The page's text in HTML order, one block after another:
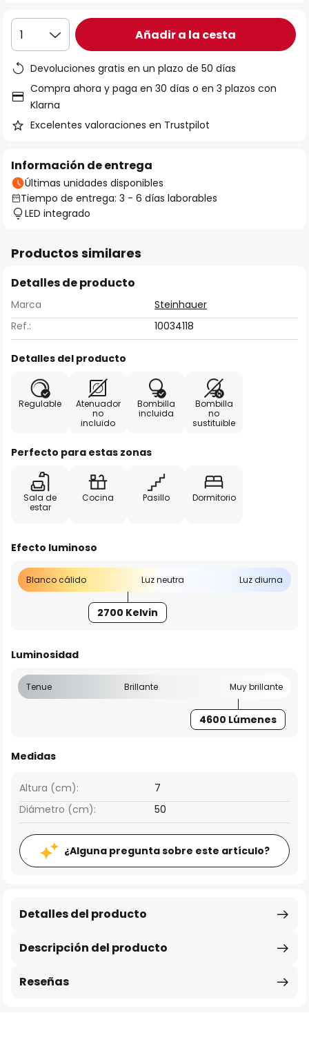
1 Añadir a la cesta
Devoluciones gratis en un plazo de 50 días
Compra ahora y paga en 30 días o en 3 plazos con
Klarna
Excelentes valoraciones en Trustpilot
Información de entrega
Últimas unidades disponibles
Tiempo de entrega: 3 - 6 días laborables
LED integrado
Productos similares
Detalles de producto
Marca
Steinhauer
Ref.:
10034118
Detalles del producto
Regulable
Atenuador
no
incluido
Bombilla
incluida
Bombilla
no
sustituible
Perfecto para estas zonas
Sala de
estar
Cocina Pasillo Dormitorio
Efecto luminoso
Blanco cálido Luz neutra Luz diurna
2700 Kelvin
Luminosidad
Tenue Brillante Muy brillante
4600 Lúmenes
Medidas
Altura (cm):
7
Diámetro (cm):
50
¿Alguna pregunta sobre este artículo?
Descripción del producto
Detalles del producto
Reseñas